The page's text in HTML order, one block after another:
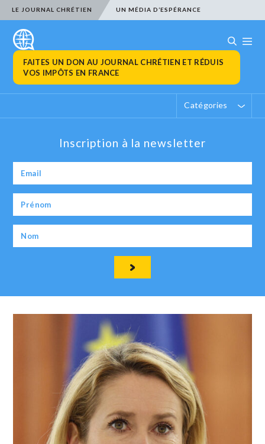
LE JOURNAL CHRÉTIEN UN MÉDIA D’ESPÉRANCE
FAITES UN DON AU JOURNAL CHRÉTIEN ET RÉDUIS
VOS IMPÔTS EN FRANCE
Catégories
Inscription à la newsletter